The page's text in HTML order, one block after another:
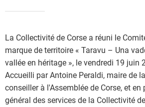
La Collectivité de Corse a réuni le
marque de territoire « Taravu – Una
vallée en héritage », le vendredi 19 juin
Accueilli par Antoine Peraldi, maire de
conseiller à l'Assemblée de Corse, et en
général des services de la Collectivité